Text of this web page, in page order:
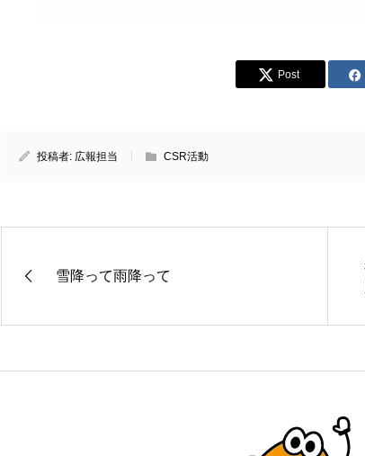
Post
投稿者: 広報担当 CSR活動
雪降って雨降って